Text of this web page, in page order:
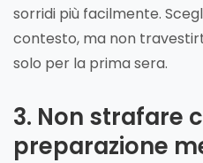
sorridi più facilmente.
contesto, ma non
solo per la prima sera.
3. Non strafare
preparazione